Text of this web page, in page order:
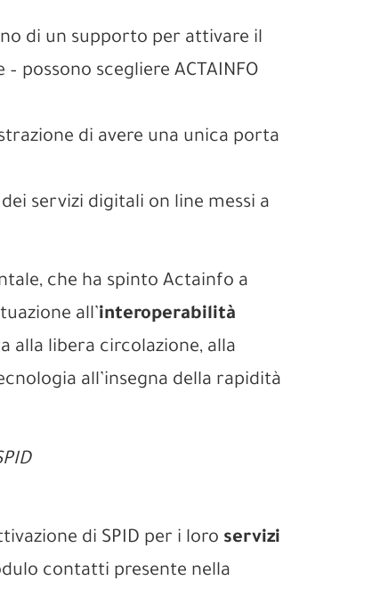
di un supporto per attivare il
possono scegliere ACTAINFO
di avere una unica porta
servizi digitali on line messi a
che ha spinto Actainfo a
all’interoperabilità
libera circolazione, alla
all’insegna della rapidità
di SPID per i loro servizi
contatti presente nella